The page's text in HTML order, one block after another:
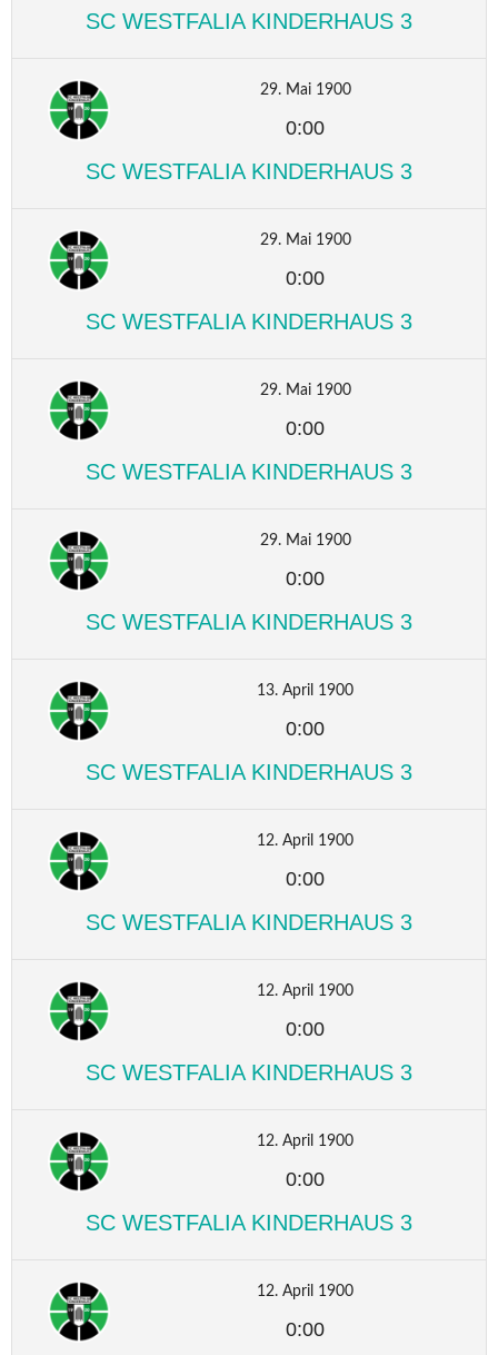
SC WESTFALIA KINDERHAUS 3
29. Mai 1900
0:00
SC WESTFALIA KINDERHAUS 3
29. Mai 1900
0:00
SC WESTFALIA KINDERHAUS 3
29. Mai 1900
0:00
SC WESTFALIA KINDERHAUS 3
29. Mai 1900
0:00
SC WESTFALIA KINDERHAUS 3
13. April 1900
0:00
SC WESTFALIA KINDERHAUS 3
12. April 1900
0:00
SC WESTFALIA KINDERHAUS 3
12. April 1900
0:00
SC WESTFALIA KINDERHAUS 3
12. April 1900
0:00
SC WESTFALIA KINDERHAUS 3
12. April 1900
0:00